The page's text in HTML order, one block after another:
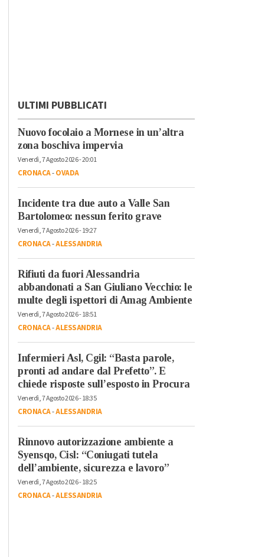
ULTIMI PUBBLICATI
Nuovo focolaio a Mornese in un’altra
zona boschiva impervia
Venerdì, 7 Agosto 2026 - 20:01
CRONACA-OVADA
Incidente tra due auto a Valle San
Bartolomeo: nessun ferito grave
Venerdì, 7 Agosto 2026 - 19:27
CRONACA-ALESSANDRIA
Rifiuti da fuori Alessandria
abbandonati a San Giuliano Vecchio: le
multe degli ispettori di Amag Ambiente
Venerdì, 7 Agosto 2026 - 18:51
CRONACA-ALESSANDRIA
Infermieri Asl, Cgil: “Basta parole,
pronti ad andare dal Prefetto”. E
chiede risposte sull’esposto in Procura
Venerdì, 7 Agosto 2026 - 18:35
CRONACA-ALESSANDRIA
Rinnovo autorizzazione ambiente a
Syensqo, Cisl: “Coniugati tutela
dell’ambiente, sicurezza e lavoro”
Venerdì, 7 Agosto 2026 - 18:25
CRONACA-ALESSANDRIA